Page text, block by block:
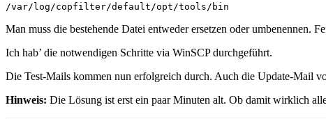
/var/log/copfilter/default/opt/tools/bin
Man muss die bestehende Datei entweder ersetzen oder umbenennen.
Ich hab’ die notwendigen Schritte via WinSCP durchgeführt.
Die Test-Mails kommen nun erfolgreich durch. Auch die Update-Mail
Hinweis: Die Lösung ist erst ein paar Minuten alt. Ob damit wirklich